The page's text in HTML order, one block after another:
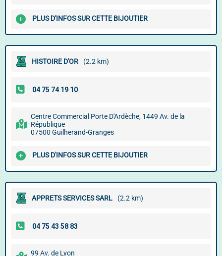
PLUS D'INFOS SUR CETTE BIJOUTIER
HISTOIRE D'OR (2.2 km)
Centre Commercial Porte D'Ardèche, 1449 Av. de la
République
07500 Guilherand-Granges
PLUS D'INFOS SUR CETTE BIJOUTIER
APPRETS SERVICES SARL (2.2 km)
99 Av. de Lyon